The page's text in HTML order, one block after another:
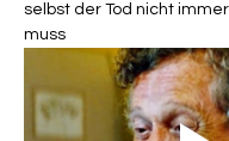
selbst der Tod nicht
muss